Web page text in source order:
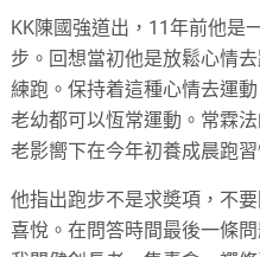
KK陳國強道出，11年前他是
步。回想當初他是放鬆心情
練跑。保持着這種心情去運
老幼都可以恆常運動。常霖
老影嚮下在今年初養成晨跑習
他指出跑步不是求奬項，不
喜悅。在問答時間最後一條